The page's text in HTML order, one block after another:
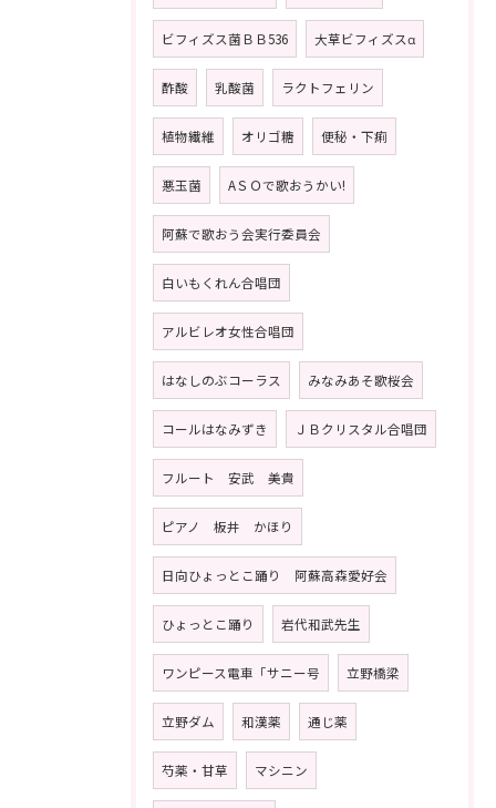
ビフィズス菌ＢＢ536 大草ビフィズスα
酢酸 乳酸菌 ラクトフェリン
植物繊維 オリゴ糖 便秘・下痢
悪玉菌 AＳＯで歌おうかい!
阿蘇で歌おう会実行委員会
白いもくれん合唱団
アルビレオ女性合唱団
はなしのぶコーラス みなみあそ歌桜会
コールはなみずき ＪＢクリスタル合唱団
フルート 安武 美貴
ピアノ 板井 かほり
日向ひょっとこ踊り 阿蘇高森愛好会
ひょっとこ踊り 岩代和武先生
ワンピース電車「サニー号 立野橋梁
立野ダム 和漢薬 通じ薬
芍薬・甘草 マシニン